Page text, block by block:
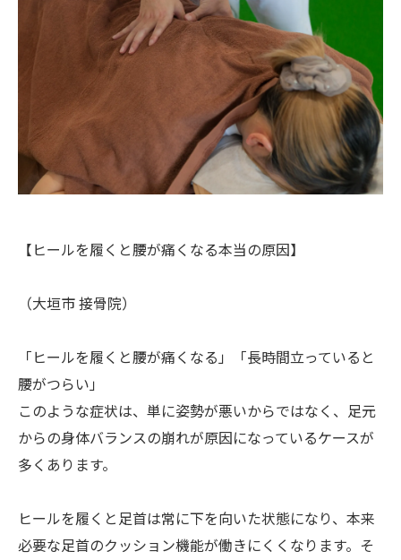
【ヒールを履くと腰が痛くなる本当の原因】
（大垣市 接骨院）
「ヒールを履くと腰が痛くなる」「長時間立っていると
腰がつらい」
このような症状は、単に姿勢が悪いからではなく、足元
からの身体バランスの崩れが原因になっているケースが
多くあります。
ヒールを履くと足首は常に下を向いた状態になり、本来
必要な足首のクッション機能が働きにくくなります。そ